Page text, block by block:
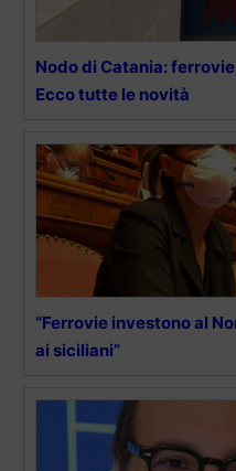
Nodo di Catania:
Ecco tutte le novità
“Ferrovie investono al
ai siciliani”